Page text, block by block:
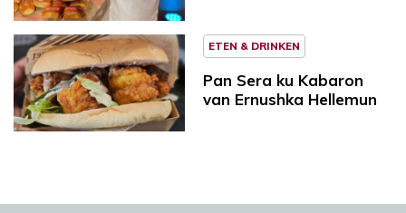
ETEN & DRINKEN
Pan Sera ku Kabaron
van Ernushka Hellemun